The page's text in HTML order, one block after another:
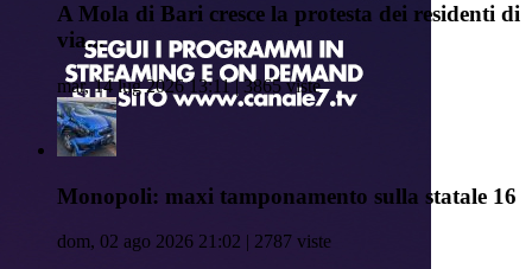
A Mola di Bari cresce la protesta dei residenti di
via...
mar, 14 lug 2026 13:11 | 3865 viste
Monopoli: maxi tamponamento sulla statale 16
dom, 02 ago 2026 21:02 | 2787 viste